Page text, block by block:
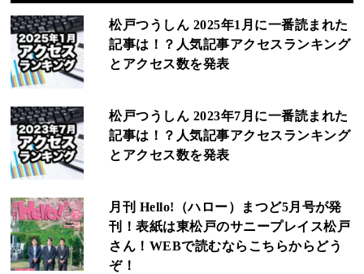
松戸つうしん 2025年1月に一番読まれた
記事は！？人気記事アクセスランキング
とアクセス数を発表
松戸つうしん 2023年7月に一番読まれた
記事は！？人気記事アクセスランキング
とアクセス数を発表
月刊 Hello!（ハロー）まつど5月号が発
刊！表紙は東松戸のサニープレイス松戸
さん！WEBで読むならこちらからどう
ぞ！